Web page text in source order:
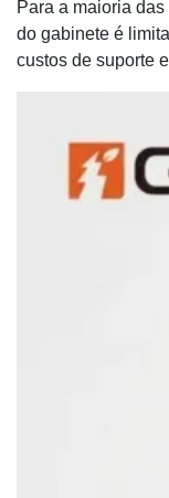
Para a maioria
do gabinete é
custos de suporte